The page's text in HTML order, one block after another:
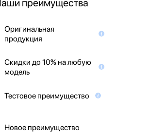
преимущества
Оригинальная
продукция
Скидки до 10% на любую
модель
Тестовое преимущество
Новое преимущество